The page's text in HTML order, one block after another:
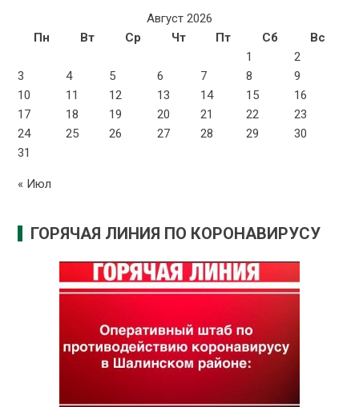
Август 2026
Пн
Вт Ср Чт Пт Сб
Вс
1
2
3
4 5 6 7 8
9
10
11 12 13 14 15
16
17
18 19 20 21 22
23
24
25 26 27 28 29
30
31
« Июл
ГОРЯЧАЯ ЛИНИЯ ПО КОРОНАВИРУСУ